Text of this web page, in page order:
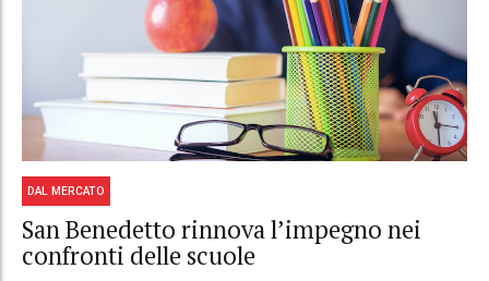
DAL MERCATO
San Benedetto rinnova l’impegno nei
confronti delle scuole